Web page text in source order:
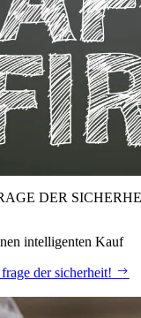
DER
intelligenten Kauf
der sicherheit!